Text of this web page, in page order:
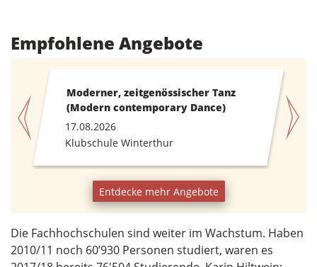
Empfohlene Angebote
Moderner, zeitgenössischer Tanz
(Modern contemporary Dance)
17.08.2026
Klubschule Winterthur
Entdecke mehr Angebote
Die Fachhochschulen sind weiter im Wachstum. Haben
2010/11 noch 60’930 Personen studiert, waren es